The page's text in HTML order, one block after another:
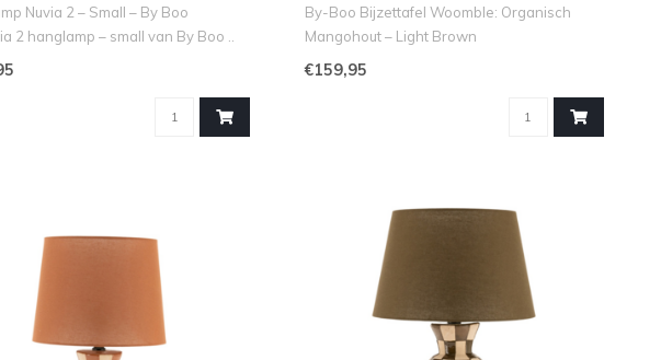
Nuvia 2 – Small – By Boo
2 hanglamp – small van By Boo ..
By-Boo Bijzettafel Woomble: Organisch
Mangohout – Light Brown
Breng een uniek..
€159,95